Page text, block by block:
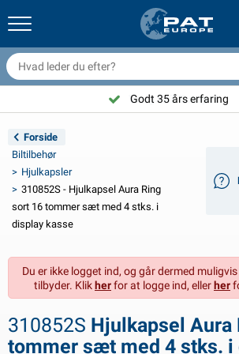
& tilbehør
udstyr til trailer
Belysning
Belysning Aspöck
belysning for tilhengere
indvendig
& solprodukter
& 24V tilbehør
& autocamper udvendig
& bobil invendig
til gas
tilbehør
og beslag
og sjækler
og vedligeholdelse
covers og tilbehør
Brandslukker & brandtæpper
produkter
Nederlands
Deutsch
English
Français
Svenska
Norsk
Suomalainen
Godt 35 års erfaring
Forside
Biltilbehør
Hjulkapsler
310852S - Hjulkapsel Aura Ring
sort 16 tommer sæt med 4 stks. i
display kasse
Du er ikke logget ind, og går dermed
tilbyder. Klikherfor at logge ind, ellerher
310852S Hjulkapsel Aura
tommer sæt med 4 stks. i